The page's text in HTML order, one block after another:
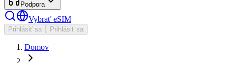
Podpora
Vybrať eSIM
Prihlásiť sa Prihlásiť sa
Domov